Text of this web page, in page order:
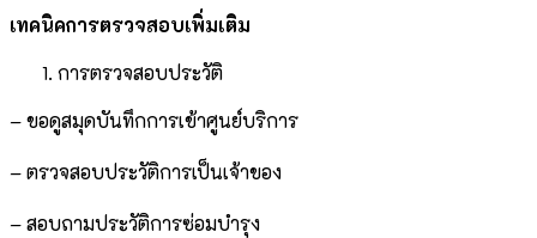
เทคนิคการตรวจสอบเพิ่มเติม
การตรวจสอบประวัติ
– ขอดูสมุดบันทึกการเข้าศูนย์บริการ
– ตรวจสอบประวัติการเป็นเจ้าของ
– สอบถามประวัติการซ่อมบำรุง